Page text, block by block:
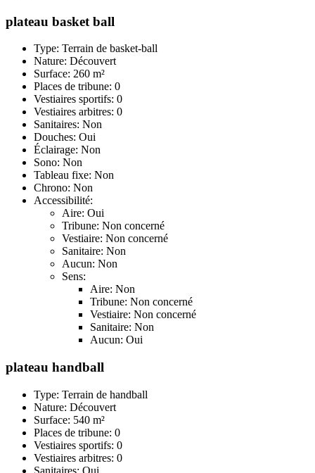
plateau basket ball
Type: Terrain de basket-ball
Nature: Découvert
Surface: 260 m²
Places de tribune: 0
Vestiaires sportifs: 0
Vestiaires arbitres: 0
Sanitaires: Non
Douches: Oui
Éclairage: Non
Sono: Non
Tableau fixe: Non
Chrono: Non
Accessibilité:
Aire: Oui
Tribune: Non concerné
Vestiaire: Non concerné
Sanitaire: Non
Aucun: Non
Sens:
Aire: Non
Tribune: Non concerné
Vestiaire: Non concerné
Sanitaire: Non
Aucun: Oui
plateau handball
Type: Terrain de handball
Nature: Découvert
Surface: 540 m²
Places de tribune: 0
Vestiaires sportifs: 0
Vestiaires arbitres: 0
Sanitaires: Oui